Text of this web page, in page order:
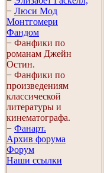
− Люси Мод
Монтгомери
Фандом
− Фанфики по
романам Джейн
Остин.
− Фанфики по
произведениям
классической
литературы и
кинематографа.
− Фанарт.
Архив форума
Форум
Наши ссылки